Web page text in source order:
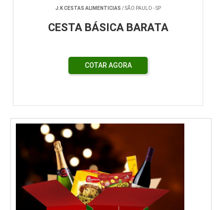
J.K CESTAS ALIMENTICIAS / SÃO PAULO - SP
CESTA BÁSICA BARATA
COTAR AGORA